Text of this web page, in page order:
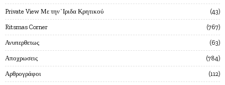
Private View Με την`Ιριδα Κρητικού 43
Ritsmas Corner 767
Ανυπερθετως 63
Αποχρωσεις 784
Αρθρογράφοι 112